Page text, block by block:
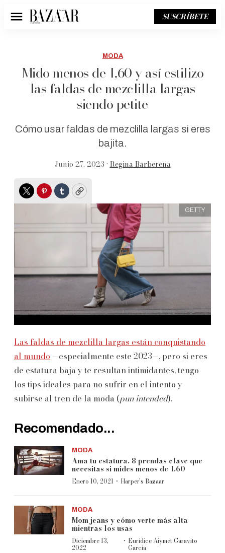
Menú SUSCRÍBETE
MODA
Mido menos de 1,60 y así estilizo
las faldas de mezclilla largas
siendo petite
Cómo usar faldas de mezclilla largas si eres
bajita.
Junio 27, 2023 • Regina Barberena
TwitterPinterest
TumblrCopy
GETTY
Las faldas de mezclilla largas están conquistando
al mundo —especialmente este 2023—, pero si eres
de estatura baja y te resultan intimidantes, tengo
los tips ideales para no sufrir en el intento y
subirse al tren de la moda (pun intended).
Recomendado...
MODA
Ama tu estatura. 8 prendas clave que
necesitas si mides menos de 1.60
Enero 10, 2021 · Harper’s Bazaar
MODA
Mom jeans y cómo verte más alta
mientras los usas
Diciembre 13,
2022 · Eurídice Aiymet Garavito
García